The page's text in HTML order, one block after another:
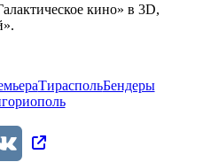
кино» в 3D,
ТираспольБендеры
VK